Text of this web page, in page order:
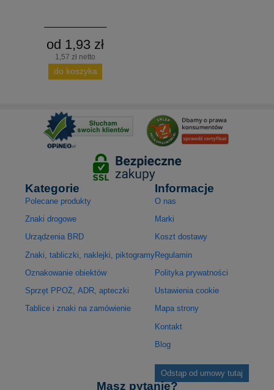
od 1,93 zł
1,57 zł netto
do koszyka
Kategorie
Polecane produkty
Znaki drogowe
Urządzenia BRD
Znaki, tabliczki, naklejki, piktogramy
Oznakowanie obiektów
Sprzęt PPOŻ, ADR, apteczki
Tablice i znaki na zamówienie
Informacje
O nas
Marki
Koszt dostawy
Regulamin
Polityka prywatności
Ustawienia cookie
Mapa strony
Kontakt
Blog
Odstąp od umowy tutaj
Masz pytanie?